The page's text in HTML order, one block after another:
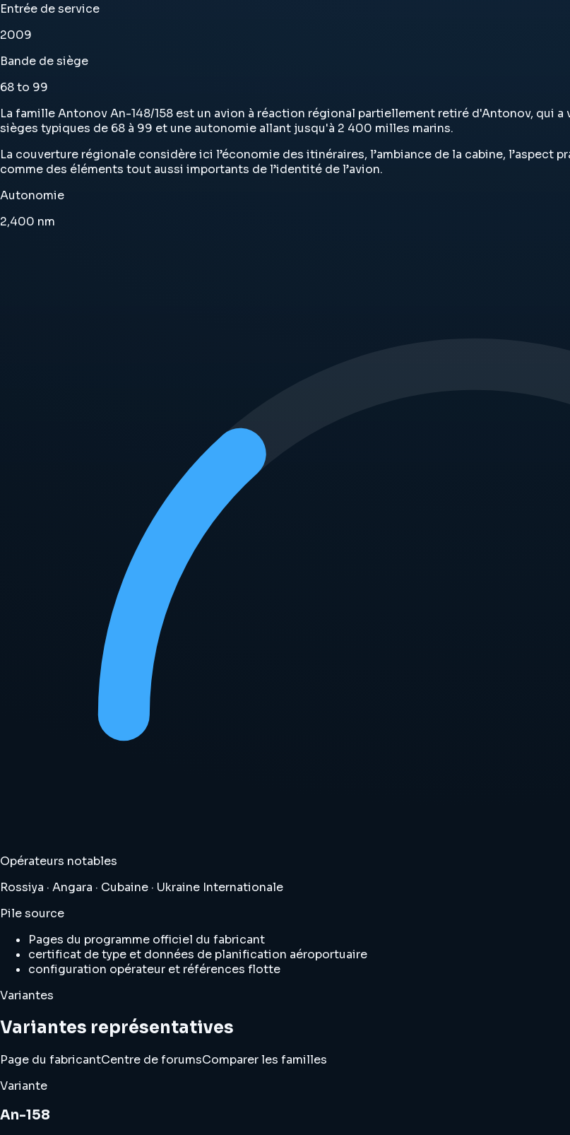
Entrée de service
2009
Bande de siège
68 to 99
La famille Antonov An-148/158 est un avion à réaction régional partiellement retiré d'Antonov, qui
sièges typiques de 68 à 99 et une autonomie allant jusqu'à 2 400 milles marins.
La couverture régionale considère ici l’économie des itinéraires, l’ambiance de la cabine, l’aspect
comme des éléments tout aussi importants de l’identité de l’avion.
Autonomie
2,400 nm
Opérateurs notables
Rossiya · Angara · Cubaine · Ukraine Internationale
Pile source
Pages du programme officiel du fabricant
certificat de type et données de planification aéroportuaire
configuration opérateur et références flotte
Variantes
Variantes représentatives
Page du fabricantCentre de forumsComparer les familles
Variante
An-158